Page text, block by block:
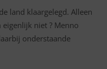
land klaargelegd. Alleen
niet ? Menno
onderstaande